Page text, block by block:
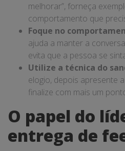
melhorar”, forneça
comportamento que
Foque no
ajuda a manter a
evita que a pessoa se
Utilize a técnica do
elogio, depois apresente
finalize com mais um
O papel do
entrega de